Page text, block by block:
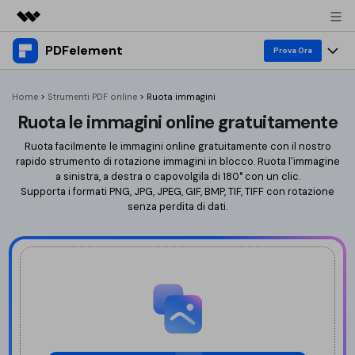
Prodotti in evidenza
Utilità
Business
Panoramica
Soluzione
Chi siamo
Sala stampa
Supporto
PDFelement Prova Ora
Prodotti
Desktop
PDFelement per Windows
PDFelement per Mac
PDFelement per Android
Cloud
Strumenti online
Organizza PDF
Riorganizza PDF
Converti PDF
Word a PDF
Comprimi PDF
AI per PDF
Home > Strumenti PDF online > Ruota immagini
Ruota le immagini online gratuitamente
Ruota facilmente le immagini online gratuitamente con il nostro
rapido strumento di rotazione immagini in blocco. Ruota l'immagine
a sinistra, a destra o capovolgila di 180° con un clic.
Supporta i formati PNG, JPG, JPEG, GIF, BMP, TIF, TIFF con rotazione
senza perdita di dati.